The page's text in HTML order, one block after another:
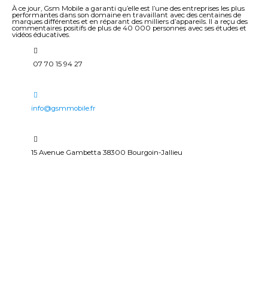
À ce jour, Gsm Mobile a garanti qu’elle est l’une des entreprises les plus
performantes dans son domaine en travaillant avec des centaines de
marques différentes et en réparant des milliers d’appareils. Il a reçu des
commentaires positifs de plus de 40 000 personnes avec ses études et
vidéos éducatives.
07 70 15 94 27
info@gsmmobile.fr
15 Avenue Gambetta 38300 Bourgoin-Jallieu